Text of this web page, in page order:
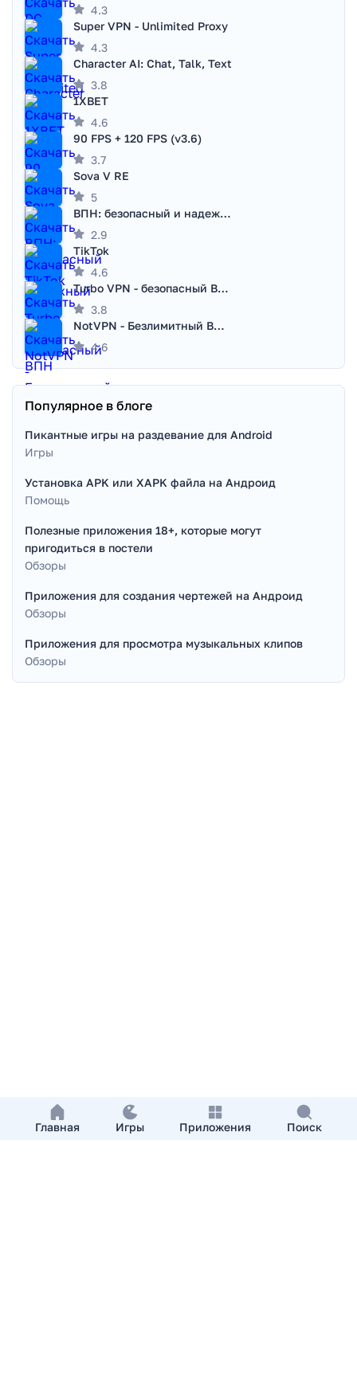
Главная Игры Приложения Поиск
4.3
Super VPN - Unlimited Proxy
4.3
Character AI: Chat, Talk, Text
3.8
1XBET
4.6
90 FPS + 120 FPS (v3.6)
3.7
Sova V RE
5
ВПН: безопасный и надежный VPN
2.9
TikTok
4.6
Turbo VPN - безопасный ВПН
3.8
NotVPN - Безлимитный ВПН | VPN
4.6
Популярное в блоге
Пикантные игры на раздевание для Android
Игры
Установка APK или XAPK файла на Андроид
Помощь
Полезные приложения 18+, которые могут
пригодиться в постели
Обзоры
Приложения для создания чертежей на Андроид
Обзоры
Приложения для просмотра музыкальных клипов
Обзоры